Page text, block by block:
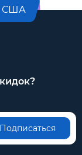
США
Подписаться